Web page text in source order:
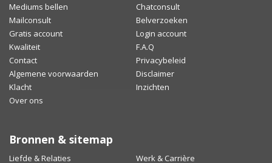
Mediums bellen
Chatconsult
Mailconsult
Belverzoeken
Gratis account
Login account
Kwaliteit
F.A.Q
Contact
Privacybeleid
Algemene voorwaarden
Disclaimer
Klacht
Inzichten
Over ons
Bronnen & sitemap
Liefde & Relaties Werk & Carrière